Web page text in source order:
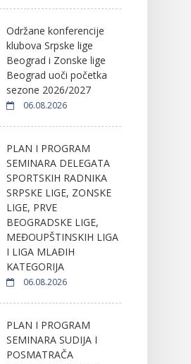
Održane konferencije
klubova Srpske lige
Beograd i Zonske lige
Beograd uoči početka
sezone 2026/2027
06.08.2026
PLAN I PROGRAM
SEMINARA DELEGATA
SPORTSKIH RADNIKA
SRPSKE LIGE, ZONSKE
LIGE, PRVE
BEOGRADSKE LIGE,
MEĐOUPŠTINSKIH LIGA
I LIGA MLAĐIH
KATEGORIJA
06.08.2026
PLAN I PROGRAM
SEMINARA SUDIJA I
POSMATRAČA